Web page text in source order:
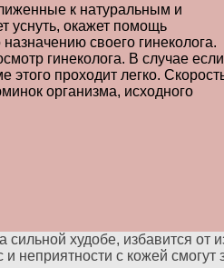
к натуральным и
уснуть, окажет помощь
своего гинеколога.
гинеколога. В случае если
этого проходит легко.
организма, исходного
худобе, избавится
неприятности с кожей смогут